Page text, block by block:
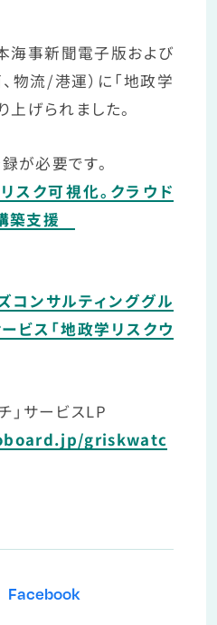
海事新聞電子版および
物流/港運）に「地政学
上げられました。
が必要です。
スク可視化。クラウド
築支援
コンサルティンググル
ビス「地政学リスクウ
」サービスLP
griskwatc
Facebook